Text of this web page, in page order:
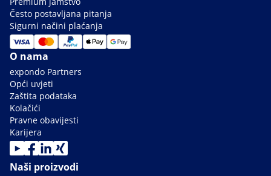
Često postavljana pitanja
Sigurni načini plaćanja
O nama
expondo Partners
Opći uvjeti
Zaštita podataka
Kolačići
Pravne obavijesti
Karijera
Naši proizvodi